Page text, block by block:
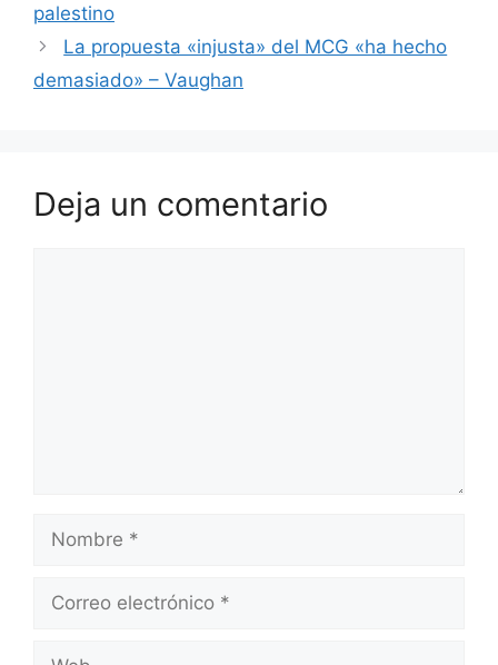
palestino
La propuesta «injusta» del MCG «ha hecho
demasiado» – Vaughan
Deja un comentario
Nombre
Correo
Web